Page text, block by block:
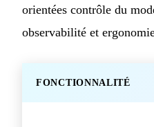
orientées contrôle du
observabilité et
FONCTIONNALITÉ